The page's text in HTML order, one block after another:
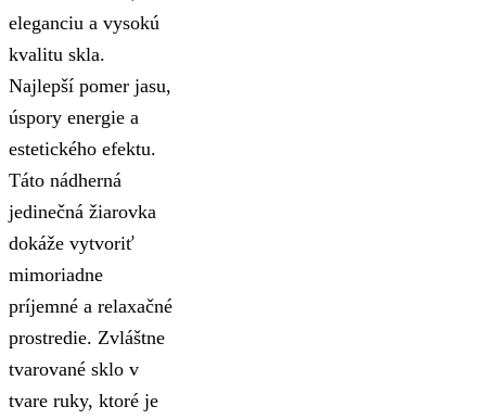
eleganciu a vysokú
kvalitu skla.
Najlepší pomer jasu,
úspory energie a
estetického efektu.
Táto nádherná
jedinečná žiarovka
dokáže vytvoriť
mimoriadne
príjemné a relaxačné
prostredie. Zvláštne
tvarované sklo v
tvare ruky, ktoré je